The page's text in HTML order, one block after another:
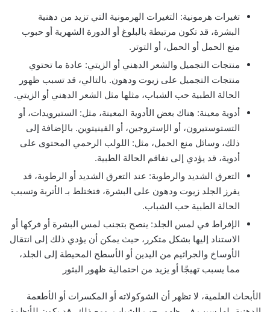
تغيرات هرمونية: التغيرات الهرمونية التي تزيد من دهنية
البشرة، قد تكون مرتبطة بالبلوغ أو الدورة الشهرية أو حبوب
منع الحمل أو الحمل، أو التوتر.
منتجات التجميل والشعر الدهني أو الزيتي: عادة ما تحتوي
منتجات التجميل على زيوت ودهون. بالتالي، قد تسبب ظهور
الحالة الطبية حب الشباب، مثلها مثل الشعر الدهني أو الزيتي.
أدوية معينة: هناك بعض الأدوية المعينة، مثل: الستيرويدات، أو
التستوستيرون، أو الإستروجين، أو الفينيتوين. بالإضافة إلى
ذلك، وسائل منع الحمل، مثل: اللولب الرحمي المحتوى على
أدوية، قد يؤدي إلى تفاقم الحالة الطبية.
التعرق الشديد والرطوبة: عند التعرق الشديد أو الرطوبة، قد
يفرز الجلد زيوت ودهون على البشرة، فتختلط بـ الأتربة وتسبب
الحالة الطبية حب الشباب.
الإفراط في لمس الجلد: ينصح بتجنب لمس البشرة أو فركها أو
الاستناد إليها بشكل متكرر، حيث يمكن أن يؤدي ذلك إلى انتقال
الأوساخ والجراثيم من اليدين أو الأسطح المحيطة إلى الجلد،
مما يسبب تهيجًا أو يزيد من احتمالية ظهور البثور
الأبحاث العلمية، لا تظهر أن الشوكولاته أو المكسرات أو الأطعمة